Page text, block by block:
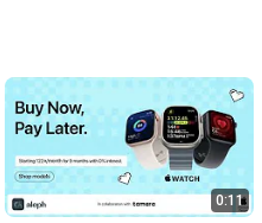
0:11